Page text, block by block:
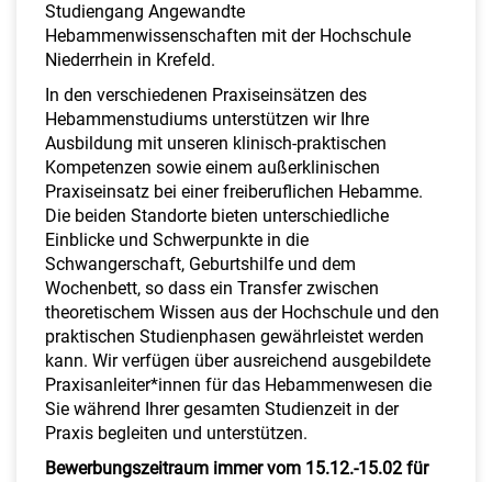
Studiengang Angewandte
Hebammenwissenschaften mit der Hochschule
Niederrhein in Krefeld.
In den verschiedenen Praxiseinsätzen des
Hebammenstudiums unterstützen wir Ihre
Ausbildung mit unseren klinisch-praktischen
Kompetenzen sowie einem außerklinischen
Praxiseinsatz bei einer freiberuflichen Hebamme.
Die beiden Standorte bieten unterschiedliche
Einblicke und Schwerpunkte in die
Schwangerschaft, Geburtshilfe und dem
Wochenbett, so dass ein Transfer zwischen
theoretischem Wissen aus der Hochschule und den
praktischen Studienphasen gewährleistet werden
kann. Wir verfügen über ausreichend ausgebildete
Praxisanleiter*innen für das Hebammenwesen die
Sie während Ihrer gesamten Studienzeit in der
Praxis begleiten und unterstützen.
Bewerbungszeitraum immer vom 15.12.-15.02 für